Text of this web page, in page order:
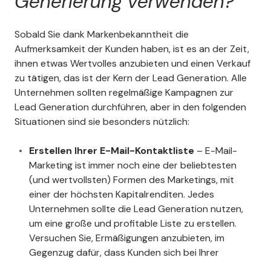
Sobald Sie dank Markenbekanntheit die
Aufmerksamkeit der Kunden haben, ist es an der Zeit,
ihnen etwas Wertvolles anzubieten und einen Verkauf
zu tätigen, das ist der Kern der Lead Generation. Alle
Unternehmen sollten regelmäßige Kampagnen zur
Lead Generation durchführen, aber in den folgenden
Situationen sind sie besonders nützlich:
Erstellen Ihrer E-Mail-Kontaktliste – E-Mail-
Marketing ist immer noch eine der beliebtesten
(und wertvollsten) Formen des Marketings, mit
einer der höchsten Kapitalrenditen. Jedes
Unternehmen sollte die Lead Generation nutzen,
um eine große und profitable Liste zu erstellen.
Versuchen Sie, Ermäßigungen anzubieten, im
Gegenzug dafür, dass Kunden sich bei Ihrer